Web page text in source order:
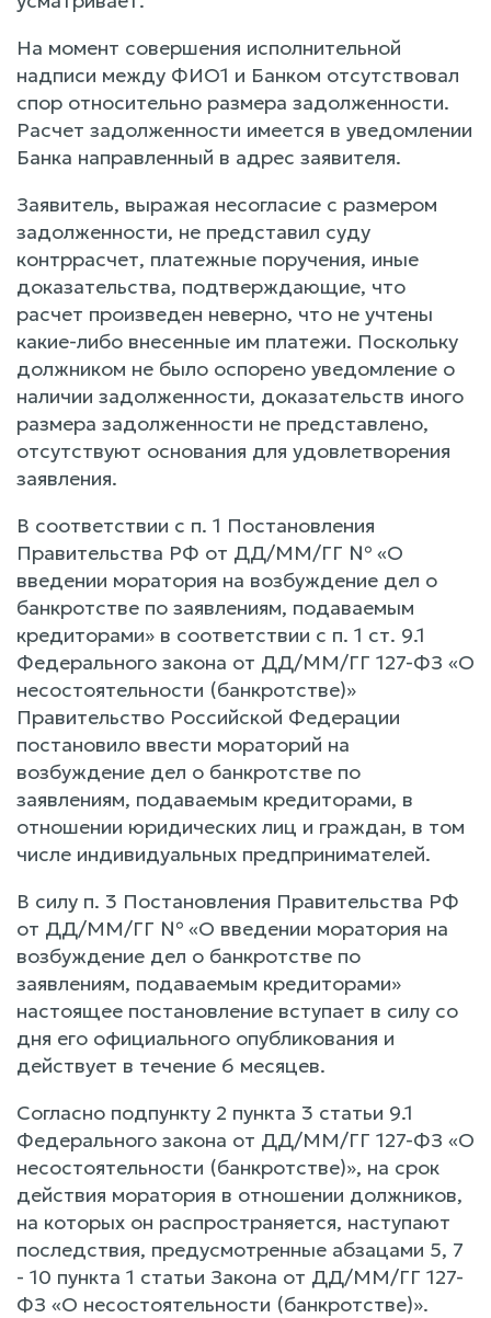
На момент совершения исполнительной
надписи между ФИО1 и Банком отсутствовал
спор относительно размера задолженности.
Расчет задолженности имеется в уведомлении
Банка направленный в адрес заявителя.
Заявитель, выражая несогласие с размером
задолженности, не представил суду
контррасчет, платежные поручения, иные
доказательства, подтверждающие, что
расчет произведен неверно, что не учтены
какие-либо внесенные им платежи. Поскольку
должником не было оспорено уведомление о
наличии задолженности, доказательств иного
размера задолженности не представлено,
отсутствуют основания для удовлетворения
заявления.
В соответствии с п. 1 Постановления
Правительства РФ от ДД/ММ/ГГ № «О
введении моратория на возбуждение дел о
банкротстве по заявлениям, подаваемым
кредиторами» в соответствии с п. 1 ст. 9.1
Федерального закона от ДД/ММ/ГГ 127-ФЗ «О
несостоятельности (банкротстве)»
Правительство Российской Федерации
постановило ввести мораторий на
возбуждение дел о банкротстве по
заявлениям, подаваемым кредиторами, в
отношении юридических лиц и граждан, в том
числе индивидуальных предпринимателей.
В силу п. 3 Постановления Правительства РФ
от ДД/ММ/ГГ № «О введении моратория на
возбуждение дел о банкротстве по
заявлениям, подаваемым кредиторами»
настоящее постановление вступает в силу со
дня его официального опубликования и
действует в течение 6 месяцев.
Согласно подпункту 2 пункта 3 статьи 9.1
Федерального закона от ДД/ММ/ГГ 127-ФЗ «О
несостоятельности (банкротстве)», на срок
действия моратория в отношении должников,
на которых он распространяется, наступают
последствия, предусмотренные абзацами 5, 7
- 10 пункта 1 статьи Закона от ДД/ММ/ГГ 127-
ФЗ «О несостоятельности (банкротстве)».